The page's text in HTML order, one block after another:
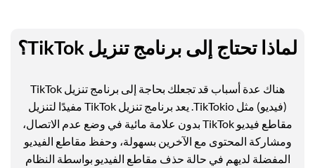
لماذا تحتاج إلى برنامج تنزيل TikTok؟
هناك عدة أسباب قد تجعلك بحاجة إلى برنامج تنزيل TikTok
(فيديو) مثل TikTokio. يعد برنامج تنزيل TikTok مفيدًا لتنزيل
مقاطع فيديو TikTok بدون علامة مائية في وضع عدم الاتصال،
ومشاركة المحتوى مع الآخرين بسهولة، وحفظ مقاطع الفيديو
المفضلة لديهم في حالة حذف مقاطع الفيديو بواسطة النظام